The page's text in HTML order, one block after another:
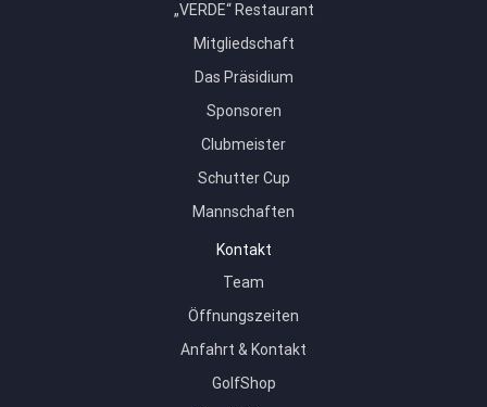
„VERDE“ Restaurant
Mitgliedschaft
Das Präsidium
Sponsoren
Clubmeister
Schutter Cup
Mannschaften
Kontakt
Team
Öffnungszeiten
Anfahrt & Kontakt
GolfShop